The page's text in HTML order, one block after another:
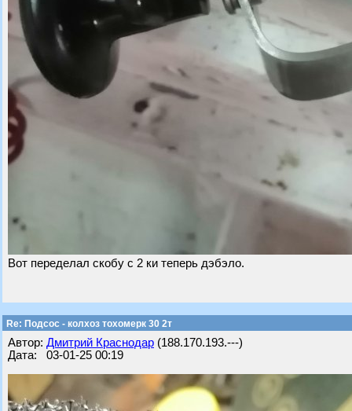
Вот переделал скобу с 2 ки теперь дэбэло.
Re: Подсос - колхоз тохомерк 30 2т
Автор: Дмитрий Краснодар (188.170.193.---)
Дата: 03-01-25 00:19